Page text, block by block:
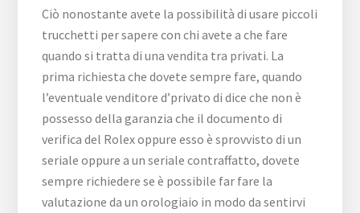
Ciò nonostante avete la possibilità di usare piccoli
trucchetti per sapere con chi avete a che fare
quando si tratta di una vendita tra privati. La
prima richiesta che dovete sempre fare, quando
l’eventuale venditore d’privato di dice che non è
possesso della garanzia che il documento di
verifica del Rolex oppure esso è sprovvisto di un
seriale oppure a un seriale contraffatto, dovete
sempre richiedere se è possibile far fare la
valutazione da un orologiaio in modo da sentirvi